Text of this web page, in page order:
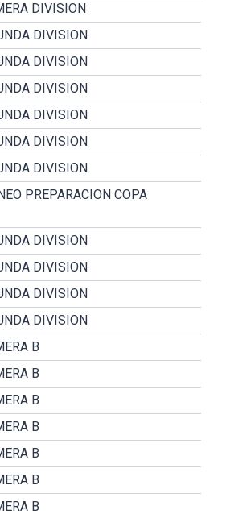
DIVISION
DIVISION
DIVISION
DIVISION
DIVISION
DIVISION
DIVISION
PREPARACION COPA
DIVISION
DIVISION
DIVISION
DIVISION
B
B
B
B
B
B
B